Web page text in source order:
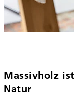
Massivholz
Natur